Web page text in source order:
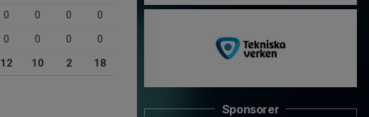
0 0 0
0
0 0 0
0
12 10 2 18
Sponsorer